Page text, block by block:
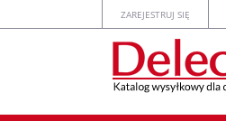
ZAREJESTRUJ SIĘ